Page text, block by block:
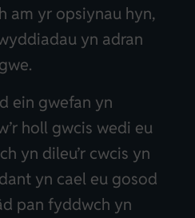
am yr opsiynau hyn,
yn adran
ein gwefan yn
holl gwcis wedi eu
yn dileu’r cwcis yn
yn cael eu gosod
pan fyddwch yn